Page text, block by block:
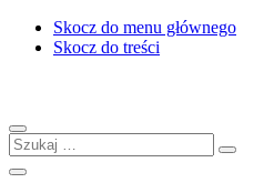
Skocz do menu głównego
Skocz do treści
Menu
Szukaj:
Szukaj
Szukaj